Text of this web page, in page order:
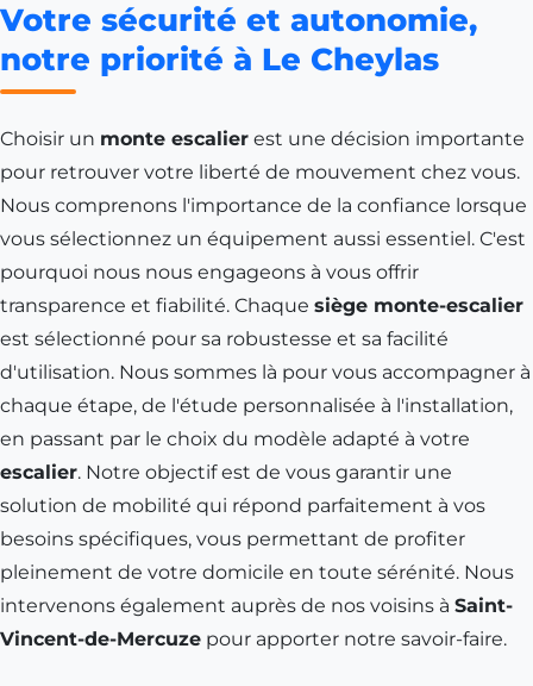
Votre sécurité et autonomie,
notre priorité à Le Cheylas
Choisir un monte escalier est une décision importante
pour retrouver votre liberté de mouvement chez vous.
Nous comprenons l'importance de la confiance lorsque
vous sélectionnez un équipement aussi essentiel. C'est
pourquoi nous nous engageons à vous offrir
transparence et fiabilité. Chaque siège monte-escalier
est sélectionné pour sa robustesse et sa facilité
d'utilisation. Nous sommes là pour vous accompagner à
chaque étape, de l'étude personnalisée à l'installation,
en passant par le choix du modèle adapté à votre
escalier. Notre objectif est de vous garantir une
solution de mobilité qui répond parfaitement à vos
besoins spécifiques, vous permettant de profiter
pleinement de votre domicile en toute sérénité. Nous
intervenons également auprès de nos voisins à Saint-
Vincent-de-Mercuze pour apporter notre savoir-faire.